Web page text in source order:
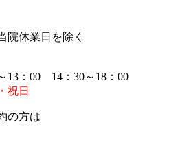
院休業日を除く
13：00 14：30～18：00
祝日
の方は